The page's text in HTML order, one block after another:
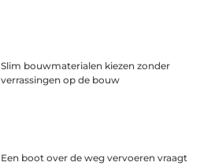
Slim bouwmaterialen kiezen zonder
verrassingen op de bouw
Een boot over de weg vervoeren vraagt